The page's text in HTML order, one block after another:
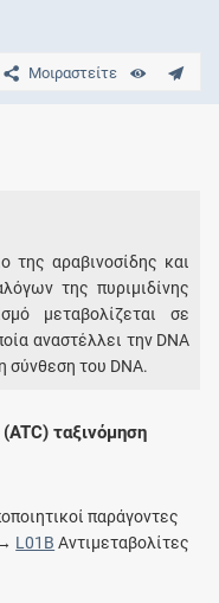
Μοιραστείτε
της αραβινοσίδης και
της πυριμιδίνης
μεταβολίζεται σε
αναστέλλει την DNA
σύνθεση του DNA.
ταξινόμηση
παράγοντες
L01B Αντιμεταβολίτες